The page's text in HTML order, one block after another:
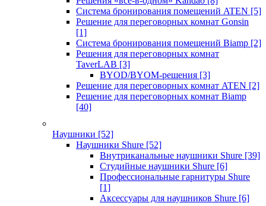
Система бронирования помещений ATEN [5]
Решение для переговорных комнат Gonsin
[1]
Система бронирования помещений Biamp [2]
Решения для переговорных комнат
TaverLAB [3]
BYOD/BYOM-решения [3]
Решение для переговорных комнат ATEN [2]
Решение для переговорных комнат Biamp
[40]
Наушники [52]
Наушники Shure [52]
Внутриканальные наушники Shure [39]
Студийные наушники Shure [6]
Профессиональные гарнитуры Shure
[1]
Аксессуары для наушников Shure [6]